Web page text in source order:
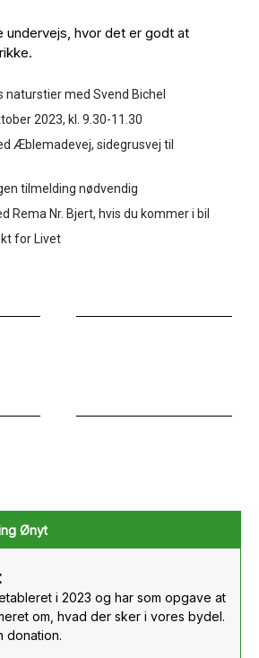
undervejs, hvor det er godt at
naturstier med Svend Bichel
2023, kl. 9.30-11.30
Æblemadevej, sidegrusvej til
tilmelding nødvendig
Rema Nr. Bjert, hvis du kommer i bil
for Livet
Ønyt
i 2023 og har som opgave at
om, hvad der sker i vores bydel.
donation.